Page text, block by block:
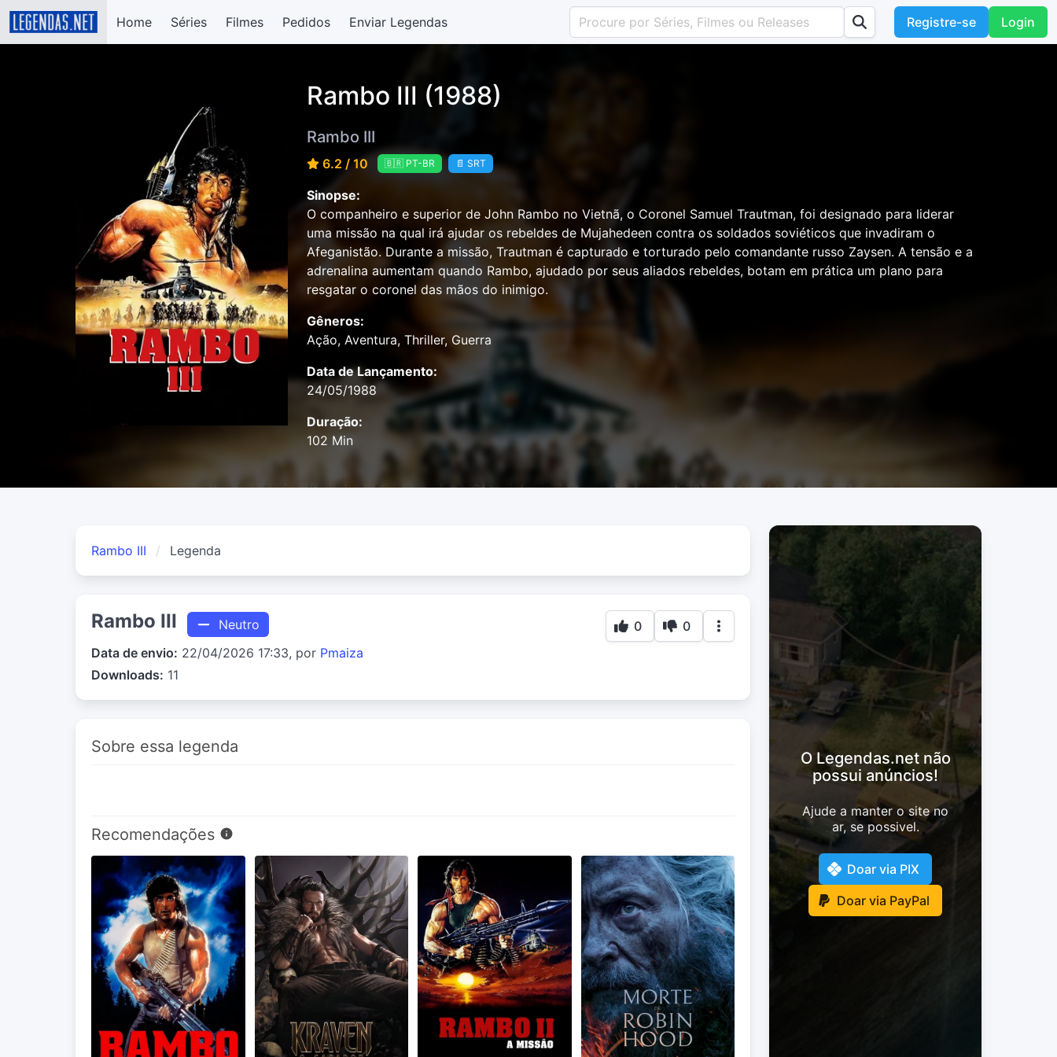
Home Séries Filmes Pedidos Enviar Legendas Registre-se Login
Rambo III (1988)
Rambo III
6.2 / 10 🇧🇷 PT-BR 📄 SRT
Sinopse:
O companheiro e superior de John Rambo no Vietnã, o Coronel Samuel Trautman, foi designado para liderar
uma missão na qual irá ajudar os rebeldes de Mujahedeen contra os soldados soviéticos que invadiram o
Afeganistão. Durante a missão, Trautman é capturado e torturado pelo comandante russo Zaysen. A tensão e a
adrenalina aumentam quando Rambo, ajudado por seus aliados rebeldes, botam em prática um plano para
resgatar o coronel das mãos do inimigo.
Gêneros:
Ação, Aventura, Thriller, Guerra
Data de Lançamento:
24/05/1988
Duração:
102 Min
Rambo III Legenda
Rambo III
Neutro
Data de envio: 22/04/2026 17:33, por Pmaiza
Downloads: 11
0 0
Sobre essa legenda
Recomendações
O Legendas.net não
possui anúncios!
Ajude a manter o site no
ar, se possivel.
Doar via PIX
Doar via PayPal